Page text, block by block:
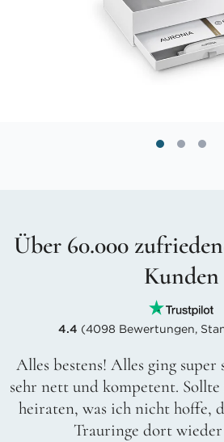
Über 60.000
Kunden
4.4 (4098 Bewertungen,
Alles bestens! Alles ging
sehr nett und kompetent.
heiraten, was ich nicht hoffe,
Trauringe dort wieder